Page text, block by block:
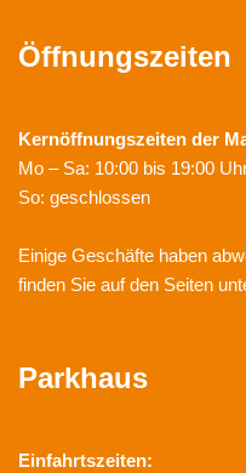
Öffnungszeiten
Kernöffnungszeiten der
Mo – Sa: 10:00 bis 19:00
So: geschlossen
Einige Geschäfte haben
finden Sie auf den Seiten
Parkhaus
Einfahrtszeiten: